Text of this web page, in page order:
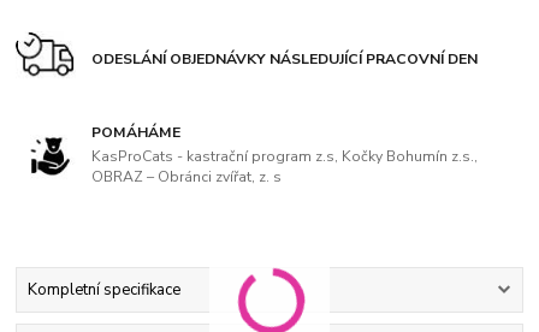
ODESLÁNÍ OBJEDNÁVKY NÁSLEDUJÍCÍ PRACOVNÍ DEN
POMÁHÁME
KasProCats - kastrační program z.s, Kočky Bohumín z.s.,
OBRAZ – Obránci zvířat, z. s
Kompletní specifikace